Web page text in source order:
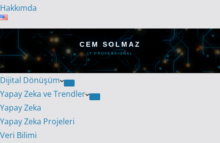
Hakkımda
CEM SOLMAZ
IT PROFESSIONAL
Dijital Dönüşüm
Yapay Zeka ve Trendler
Yapay Zeka
Yapay Zeka Projeleri
Veri Bilimi